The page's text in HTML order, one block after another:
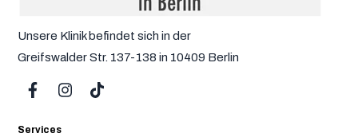
Unsere Klinik befindet sich in der
Greifswalder Str. 137-138 in 10409 Berlin
Services